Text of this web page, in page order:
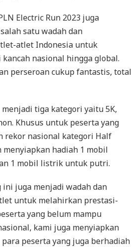
Electric Run 2023 juga
satu wadah dan
atlet Indonesia untuk
nasional hingga global.
perseroan cukup fantastis, total
tiga kategori yaitu 5K,
Khusus untuk peserta yang
rekor nasional kategori Half
hadiah 1 mobil
1 mobil listrik untuk putri.
ini juga menjadi wadah dan
untuk melahirkan prestasi-
yang belum mampu
kami juga menyiapkan
peserta yang juga berhadiah